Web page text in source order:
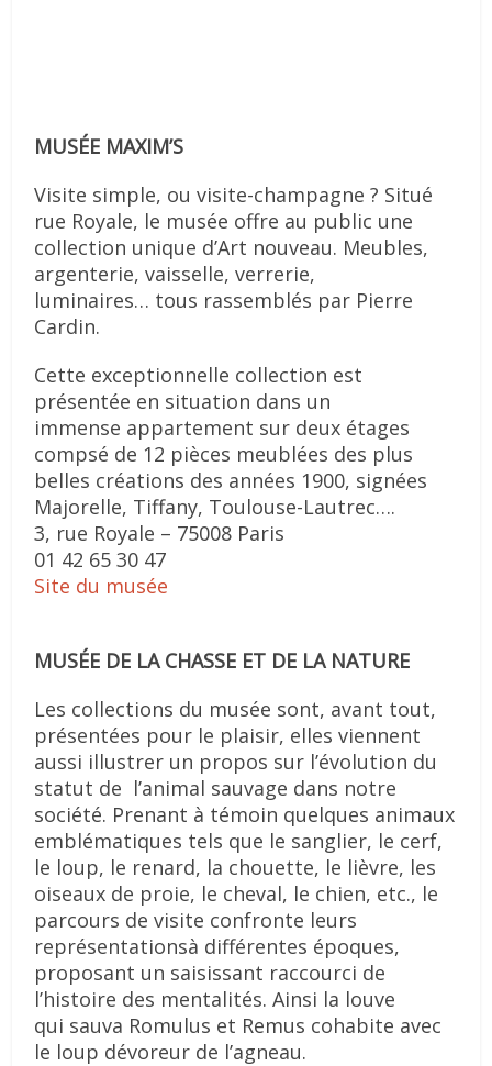
MUSÉE MAXIM’S
Visite simple, ou visite-champagne ? Situé
rue Royale, le musée offre au public une
collection unique d’Art nouveau. Meubles,
argenterie, vaisselle, verrerie,
luminaires… tous rassemblés par Pierre
Cardin.
Cette exceptionnelle collection est
présentée en situation dans un
immense appartement sur deux étages
compsé de 12 pièces meublées des plus
belles créations des années 1900, signées
Majorelle, Tiffany, Toulouse-Lautrec….
3, rue Royale – 75008 Paris
01 42 65 30 47
Site du musée
MUSÉE DE LA CHASSE ET DE LA NATURE
Les collections du musée sont, avant tout,
présentées pour le plaisir, elles viennent
aussi illustrer un propos sur l’évolution du
statut de l’animal sauvage dans notre
société. Prenant à témoin quelques animaux
emblématiques tels que le sanglier, le cerf,
le loup, le renard, la chouette, le lièvre, les
oiseaux de proie, le cheval, le chien, etc., le
parcours de visite confronte leurs
représentationsà différentes époques,
proposant un saisissant raccourci de
l’histoire des mentalités. Ainsi la louve
qui sauva Romulus et Remus cohabite avec
le loup dévoreur de l’agneau.